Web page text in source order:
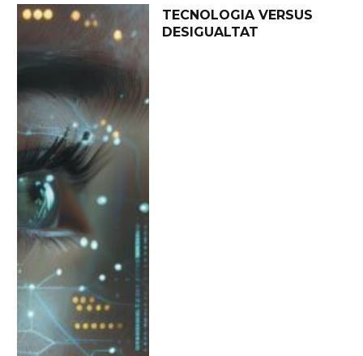
TECNOLOGIA VERSUS
DESIGUALTAT